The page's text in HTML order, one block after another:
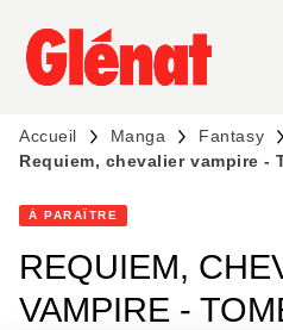
MENU RECHERCHE
PIED DE PAGE
Accueil Manga
Fantasy
Requiem, chevalier vampire -
À PARAÎTRE
REQUIEM,
VAMPIRE -